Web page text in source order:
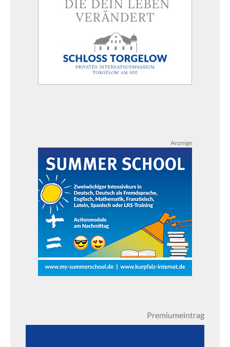
Anzeige
Premiumeintrag